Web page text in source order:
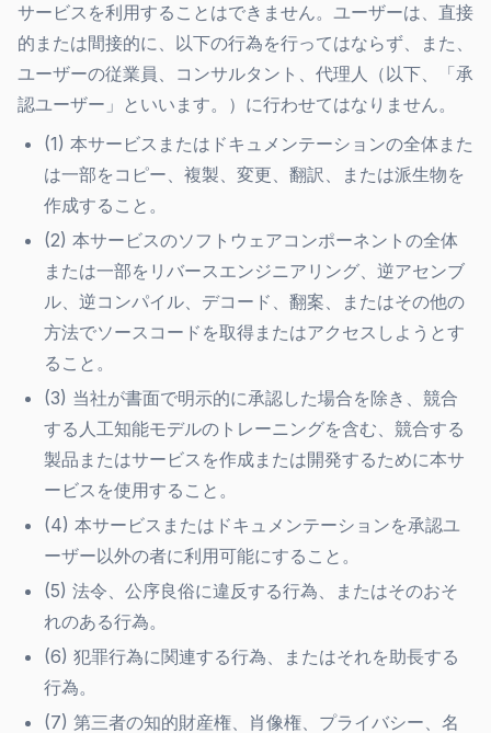
サービスを利用することはできません。ユーザーは、直接
的または間接的に、以下の行為を行ってはならず、また、
ユーザーの従業員、コンサルタント、代理人（以下、「承
認ユーザー」といいます。）に行わせてはなりません。
(1) 本サービスまたはドキュメンテーションの全体また
は一部をコピー、複製、変更、翻訳、または派生物を
作成すること。
(2) 本サービスのソフトウェアコンポーネントの全体
または一部をリバースエンジニアリング、逆アセンブ
ル、逆コンパイル、デコード、翻案、またはその他の
方法でソースコードを取得またはアクセスしようとす
ること。
(3) 当社が書面で明示的に承認した場合を除き、競合
する人工知能モデルのトレーニングを含む、競合する
製品またはサービスを作成または開発するために本サ
ービスを使用すること。
(4) 本サービスまたはドキュメンテーションを承認ユ
ーザー以外の者に利用可能にすること。
(5) 法令、公序良俗に違反する行為、またはそのおそ
れのある行為。
(6) 犯罪行為に関連する行為、またはそれを助長する
行為。
(7) 第三者の知的財産権、肖像権、プライバシー、名